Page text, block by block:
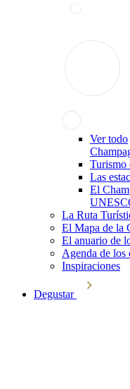
Ver todo
Turismo
Las
El
La Ruta
El Mapa de la
El anuario de
Agenda de los
Inspiraciones
Degustar